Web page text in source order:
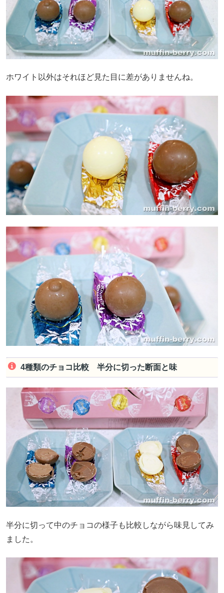
ホワイト以外はそれほど見た目に差がありませんね。
4種類のチョコ比較 半分に切った断面と味
半分に切って中のチョコの様子も比較しながら味見してみ
ました。